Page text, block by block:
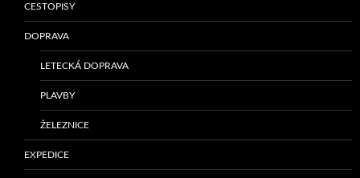
CESTOPISY
DOPRAVA
LETECKÁ DOPRAVA
PLAVBY
ŽELEZNICE
EXPEDICE